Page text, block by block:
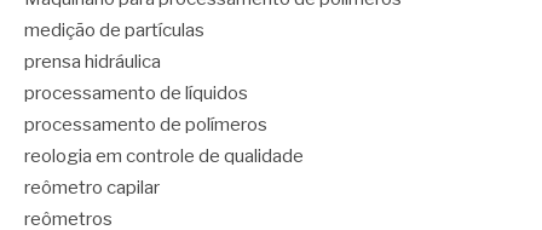
medição de partículas
prensa hidráulica
processamento de líquidos
processamento de polímeros
reologia em controle de qualidade
reômetro capilar
reômetros